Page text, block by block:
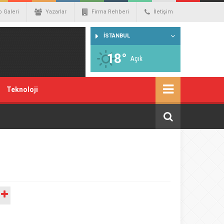
Galeri Yazarlar Firma Rehberi İletişim
İSTANBUL
18° Açık
Teknoloji